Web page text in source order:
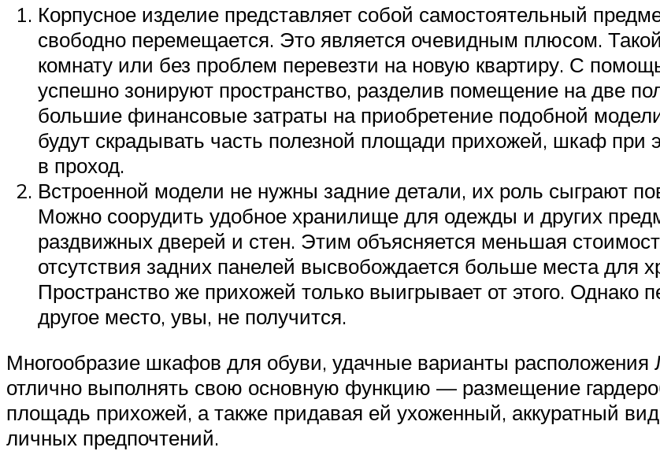
Корпусное изделие представляет собой самостоятельный
свободно перемещается. Это является очевидным плюсом.
комнату или без проблем перевезти на новую квартиру. С
успешно зонируют пространство, разделив помещение на две
большие финансовые затраты на приобретение подобной
будут скрадывать часть полезной площади прихожей, шкаф при
в проход.
Встроенной модели не нужны задние детали, их роль сыграют
Можно соорудить удобное хранилище для одежды и других
раздвижных дверей и стен. Этим объясняется меньшая
отсутствия задних панелей высвобождается больше места для
Пространство же прихожей только выигрывает от этого. Однако
другое место, увы, не получится.
Многообразие шкафов для обуви, удачные варианты
отлично выполнять свою основную функцию — размещение
площадь прихожей, а также придавая ей ухоженный, аккуратный
личных предпочтений.